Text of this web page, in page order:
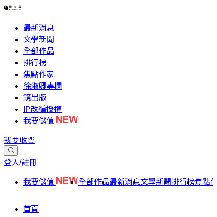
最新消息
文學新聞
全部作品
排行榜
焦點作家
徐淑卿專欄
鏡出版
IP改編授權
我要儲值
我要收費
登入/註冊
我要儲值 全部作品最新消息文學新聞排行榜焦點
首頁